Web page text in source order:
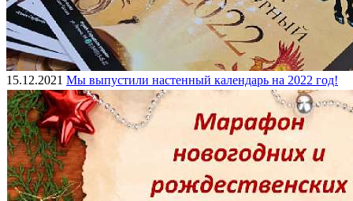
15.12.2021 Мы выпустили настенный календарь на 2022 год!